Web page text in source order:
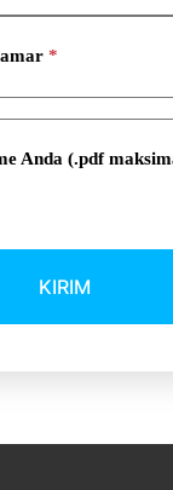
*
Anda (.pdf